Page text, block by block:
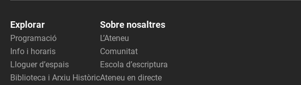
Explorar
Programació
Info i horaris
Lloguer d’espais
Biblioteca i Arxiu Històric
Sobre nosaltres
L’Ateneu
Comunitat
Escola d’escriptura
Ateneu en directe